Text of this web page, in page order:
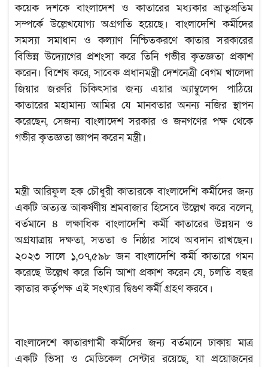
কয়েক দশকে বাংলাদেশ ও কাতারের মধ্যকার ভ্রাতৃপ্রতিম
সম্পর্কে উল্লেখযোগ্য অগ্রগতি হয়েছে। বাংলাদেশি কর্মীদের
সমস্যা সমাধান ও কল্যাণ নিশ্চিতকরণে কাতার সরকারের
বিভিন্ন উদ্যোগের প্রশংসা করে তিনি গভীর কৃতজ্ঞতা প্রকাশ
করেন। বিশেষ করে, সাবেক প্রধানমন্ত্রী দেশনেত্রী বেগম খালেদা
জিয়ার জরুরি চিকিৎসার জন্য এয়ার অ্যাম্বুলেন্স পাঠিয়ে
কাতারের মহামান্য আমির যে মানবতার অনন্য নজির স্থাপন
করেছেন, সেজন্য বাংলাদেশ সরকার ও জনগণের পক্ষ থেকে
গভীর কৃতজ্ঞতা জ্ঞাপন করেন মন্ত্রী।
মন্ত্রী আরিফুল হক চৌধুরী কাতারকে বাংলাদেশি কর্মীদের জন্য
একটি অত্যন্ত আকর্ষণীয় শ্রমবাজার হিসেবে উল্লেখ করে বলেন,
বর্তমানে ৪ লক্ষাধিক বাংলাদেশি কর্মী কাতারের উন্নয়ন ও
অগ্রযাত্রায় দক্ষতা, সততা ও নিষ্ঠার সাথে অবদান রাখছেন।
২০২৩ সালে ১,০৭,৫৯৮ জন বাংলাদেশি কর্মী কাতারে গমন
করেছে উল্লেখ করে তিনি আশা প্রকাশ করেন যে, চলতি বছর
কাতার কর্তৃপক্ষ এই সংখ্যার দ্বিগুণ কর্মী গ্রহণ করবে।
বাংলাদেশে কাতারগামী কর্মীদের জন্য বর্তমানে ঢাকায় মাত্র
একটি ভিসা ও মেডিকেল সেন্টার রয়েছে, যা প্রয়োজনের